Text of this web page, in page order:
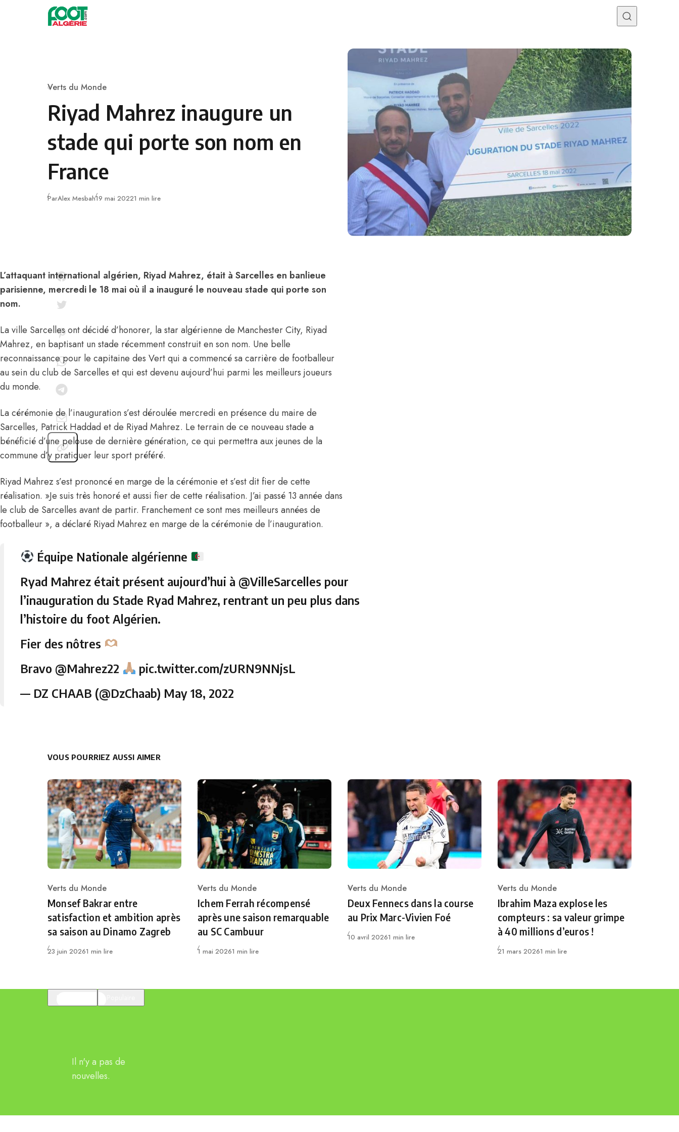
Skip to content
Category
Verts du Monde
Riyad Mahrez inaugure un
stade qui porte son nom en
France
ParAlex MesbahPublié
19 mai 20221 min lire
L’attaquant international algérien, Riyad Mahrez, était à Sarcelles en banlieue
parisienne, mercredi le 18 mai où il a inauguré le nouveau stade qui porte son
nom.
La ville Sarcelles ont décidé d’honorer, la star algérienne de Manchester City, Riyad
Mahrez, en baptisant un stade récemment construit en son nom. Une belle
reconnaissance pour le capitaine des Vert qui a commencé sa carrière de footballeur
au sein du club de Sarcelles et qui est devenu aujourd’hui parmi les meilleurs joueurs
du monde.
La cérémonie de l’inauguration s’est déroulée mercredi en présence du maire de
Sarcelles, Patrick Haddad et de Riyad Mahrez. Le terrain de ce nouveau stade a
bénéficié d’une pelouse de dernière génération, ce qui permettra aux jeunes de la
commune d’y pratiquer leur sport préféré.
Riyad Mahrez s’est prononcé en marge de la cérémonie et s’est dit fier de cette
réalisation. »Je suis très honoré et aussi fier de cette réalisation. J’ai passé 13 année dans
le club de Sarcelles avant de partir. Franchement ce sont mes meilleurs années de
footballeur », a déclaré Riyad Mahrez en marge de la cérémonie de l’inauguration.
Équipe Nationale algérienne
Ryad Mahrez était présent aujourd’hui à @VilleSarcelles pour
l’inauguration du Stade Ryad Mahrez, rentrant un peu plus dans
l’histoire du foot Algérien.
Fier des nôtres
Bravo @Mahrez22
pic.twitter.com/zURN9NNjsL
— DZ CHAAB (@DzChaab) May 18, 2022
VOUS POURRIEZ AUSSI AIMER
Category
Verts du Monde
Monsef Bakrar entre
satisfaction et ambition après
sa saison au Dinamo Zagreb
Publié
23 juin 20261 min lire
Category
Verts du Monde
Ichem Ferrah récompensé
après une saison remarquable
au SC Cambuur
Publié
1 mai 20261 min lire
Category
Verts du Monde
Deux Fennecs dans la course
au Prix Marc-Vivien Foé
Publié
10 avril 20261 min lire
Category
Verts du Monde
Ibrahim Maza explose les
compteurs : sa valeur grimpe
à 40 millions d’euros !
Publié
21 mars 20261 min lire
Il n'y a pas de
nouvelles.